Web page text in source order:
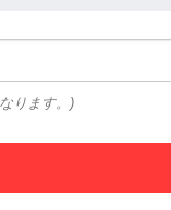
ります。)